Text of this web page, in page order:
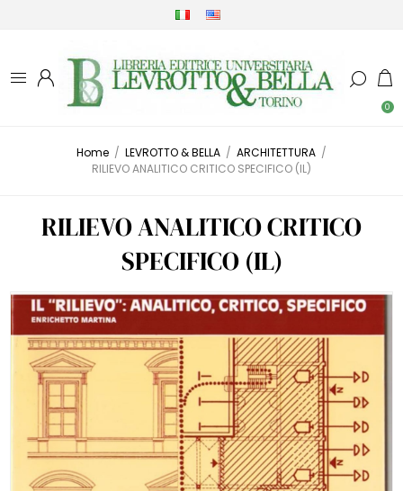
0
Home / LEVROTTO & BELLA / ARCHITETTURA /
RILIEVO ANALITICO CRITICO SPECIFICO (IL)
RILIEVO ANALITICO CRITICO
SPECIFICO (IL)